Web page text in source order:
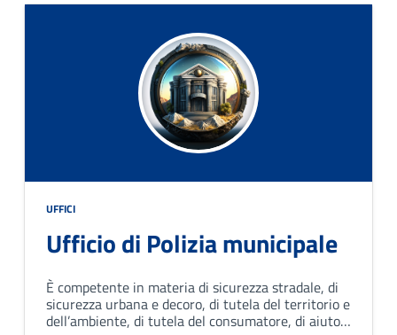
UFFICI
Ufficio di Polizia municipale
È competente in materia di sicurezza stradale, di
sicurezza urbana e decoro, di tutela del territorio e
dell’ambiente, di tutela del consumatore, di aiuto e